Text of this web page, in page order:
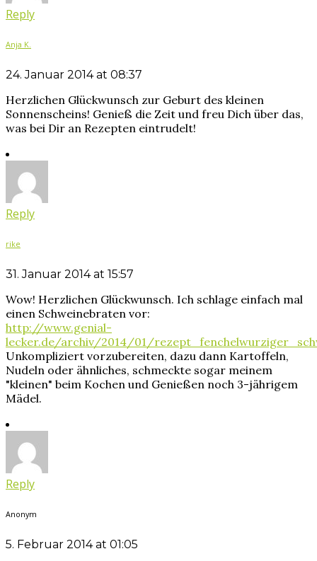
Reply
Anja K.
24. Januar 2014 at 08:37
Herzlichen Glückwunsch zur Geburt des kleinen
Sonnenscheins! Genieß die Zeit und freu Dich über das,
was bei Dir an Rezepten eintrudelt!
Reply
rike
31. Januar 2014 at 15:57
Wow! Herzlichen Glückwunsch. Ich schlage einfach mal
einen Schweinebraten vor:
http://www.genial-
lecker.de/archiv/2014/01/
Unkompliziert vorzubereiten, dazu dann Kartoffeln,
Nudeln oder ähnliches, schmeckte sogar meinem
"kleinen" beim Kochen und Genießen noch 3-jährigem
Mädel.
Reply
Anonym
5. Februar 2014 at 01:05